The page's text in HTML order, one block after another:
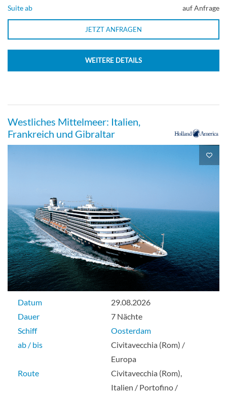
Standard Innenkabinen-[M]
Große / Standard-Innenkabine-[MM]
Innenkabine
Standard Innenkabinen-[N]
Obere Promenade
Innenkabine
Suite ab
auf Anfrage
JETZT ANFRAGEN
WEITERE DETAILS
Westliches Mittelmeer: Italien,
Frankreich und Gibraltar
Datum
29.08.2026
Dauer
7 Nächte
Schiff
Oosterdam
ab / bis
Civitavecchia (Rom) /
Europa
Route
Civitavecchia (Rom),
Italien / Portofino /